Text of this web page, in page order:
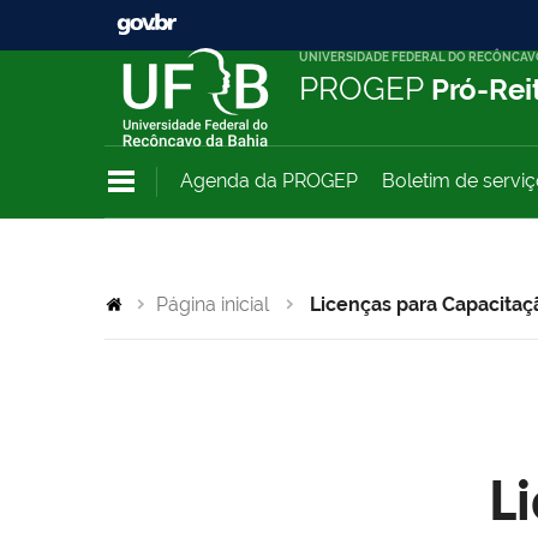
UNIVERSIDADE FEDERAL DO
PROGEP Pró-
Agenda da PROGEP Boletim de
Página inicial Licenças para